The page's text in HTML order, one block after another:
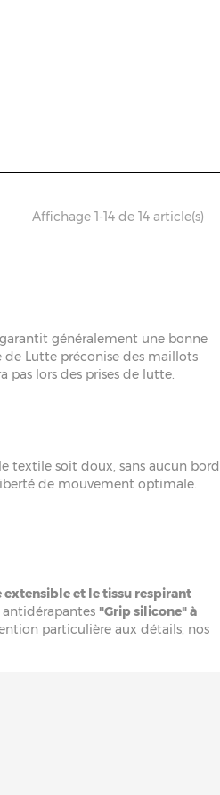
Affichage 1-14 de 14 article(s)
généralement une bonne
Lutte préconise des maillots
pas lors des prises de lutte.
textile soit doux, sans aucun bord
de mouvement optimale.
extensible et le tissu respirant
"Grip silicone" à
particulière aux détails, nos